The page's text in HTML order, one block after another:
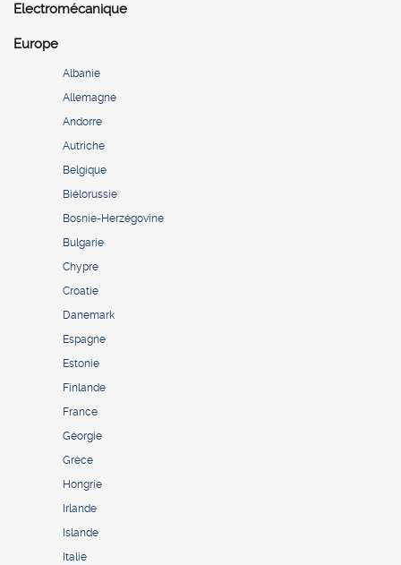
Electromécanique
Europe
Albanie
Allemagne
Andorre
Autriche
Belgique
Biélorussie
Bosnie-Herzégovine
Bulgarie
Chypre
Croatie
Danemark
Espagne
Estonie
Finlande
France
Géorgie
Grèce
Hongrie
Irlande
Islande
Italie